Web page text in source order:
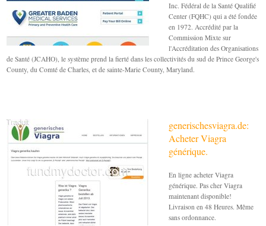
Inc. Fédéral de la Santé Qualifié
Center (FQHC) qui a été fondée
en 1972. Accrédité par la
Commission Mixte sur
l'Accréditation des Organisations
de Santé (JCAHO), le système prend la fierté dans les collectivités du sud de Prince George's
County, du Comté de Charles, et de sainte-Marie County, Maryland.
generischesviagra.de:
Acheter Viagra
générique.
En ligne acheter Viagra
générique. Pas cher Viagra
maintenant disponible!
Livraison en 48 Heures. Même
sans ordonnance.